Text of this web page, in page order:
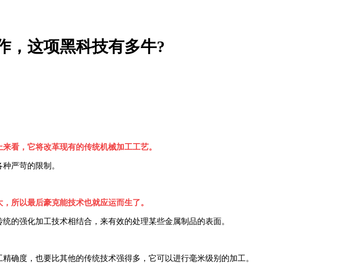
，这项黑科技有多牛?
看，它将改革现有的传统机械加工工艺。
严苛的限制。
所以最后豪克能技术也就应运而生了。
的强化加工技术相结合，来有效的处理某些金属制品的表面。
确度，也要比其他的传统技术强得多，它可以进行毫米级别的加工。